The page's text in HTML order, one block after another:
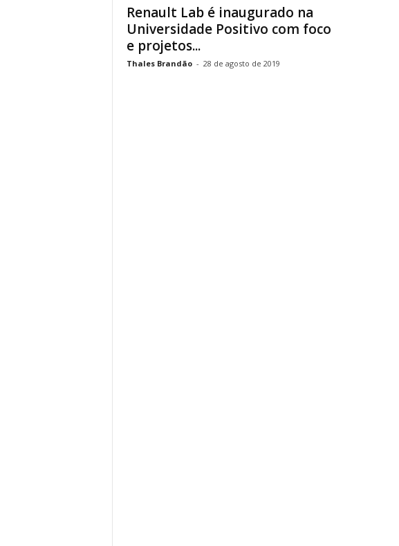
Renault Lab é inaugurado na
Universidade Positivo com foco
e projetos...
Thales Brandão - 28 de agosto de 2019